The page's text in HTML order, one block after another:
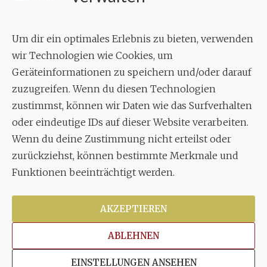
Um dir ein optimales Erlebnis zu bieten, verwenden
wir Technologien wie Cookies, um
Geräteinformationen zu speichern und/oder darauf
zuzugreifen. Wenn du diesen Technologien
zustimmst, können wir Daten wie das Surfverhalten
oder eindeutige IDs auf dieser Website verarbeiten.
Wenn du deine Zustimmung nicht erteilst oder
zurückziehst, können bestimmte Merkmale und
Funktionen beeinträchtigt werden.
AKZEPTIEREN
ABLEHNEN
EINSTELLUNGEN ANSEHEN
Geschäftsstelle:
Aixheimer Str. 18
70619 Stuttgart
MUSIK
Musikalischer Leiter:
Enrico Trummer
Tel.+49 (0)177 / 34 23 57 1
Facebook
TwitterYouTube
Copyright © 2026Stuttgarter Oratorienchor e.V.Alle